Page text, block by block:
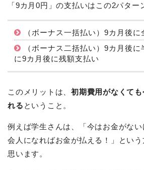
「9カ月0円」の支払いはこの2パター
（ボーナス一括払い）9カ月後に
（ボーナス二括払い）9カ月後
に9カ月後に残額支払い
このメリットは、初期費用がなくて
れる ということ。
例えば学生さんは、「今はお金がな
会人になればお金が払える！」とい
思います。